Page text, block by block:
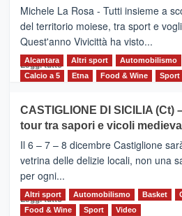
Supermaratona
dell’Etna
Michele La Rosa - Tutti insieme a
del territorio moiese, tra sport e
Quest'anno Vivicittà ha visto...
Leggi tutto Leggi
MOIO
ALCANTARA
–
Vivicittà,
alla
scoperta
del
territorio,
Alcantara Altri sport Automobilismo
Calcio a 5
Etna Food & Wine Sport
CASTIGLIONE DI SICILIA (Ct)
tour tra sapori e vicoli
Il 6 – 7 – 8 dicembre Castiglione
vetrina delle delizie locali, non una
per ogni...
Leggi tuttoLeggi
di
Altri sport Automobilismo Basket
Food & Wine
Sport Video